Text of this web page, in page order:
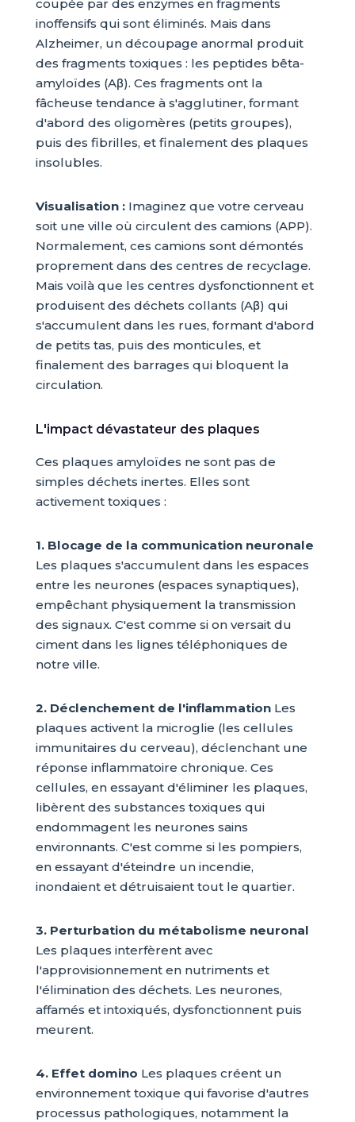
coupée par des enzymes en fragments
inoffensifs qui sont éliminés. Mais dans
Alzheimer, un découpage anormal produit
des fragments toxiques : les peptides bêta-
amyloïdes (Aβ). Ces fragments ont la
fâcheuse tendance à s'agglutiner, formant
d'abord des oligomères (petits groupes),
puis des fibrilles, et finalement des plaques
insolubles.
Visualisation :Imaginez que votre cerveau
soit une ville où circulent des camions (APP).
Normalement, ces camions sont démontés
proprement dans des centres de recyclage.
Mais voilà que les centres dysfonctionnent et
produisent des déchets collants (Aβ) qui
s'accumulent dans les rues, formant d'abord
de petits tas, puis des monticules, et
finalement des barrages qui bloquent la
circulation.
L'impact dévastateur des plaques
Ces plaques amyloïdes ne sont pas de
simples déchets inertes. Elles sont
activement toxiques :
1. Blocage de la communication neuronale
Les plaques s'accumulent dans les espaces
entre les neurones (espaces synaptiques),
empêchant physiquement la transmission
des signaux. C'est comme si on versait du
ciment dans les lignes téléphoniques de
notre ville.
2. Déclenchement de l'inflammationLes
plaques activent la microglie (les cellules
immunitaires du cerveau), déclenchant une
réponse inflammatoire chronique. Ces
cellules, en essayant d'éliminer les plaques,
libèrent des substances toxiques qui
endommagent les neurones sains
environnants. C'est comme si les pompiers,
en essayant d'éteindre un incendie,
inondaient et détruisaient tout le quartier.
3. Perturbation du métabolisme neuronal
Les plaques interfèrent avec
l'approvisionnement en nutriments et
l'élimination des déchets. Les neurones,
affamés et intoxiqués, dysfonctionnent puis
meurent.
4. Effet domino Les plaques créent un
environnement toxique qui favorise d'autres
processus pathologiques, notamment la